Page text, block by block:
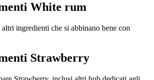
White rum
ingredienti che si abbinano bene con
Strawberry